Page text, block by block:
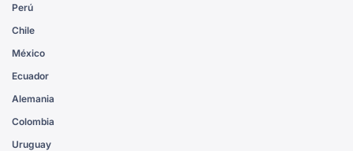
Perú
Chile
México
Ecuador
Alemania
Colombia
Uruguay